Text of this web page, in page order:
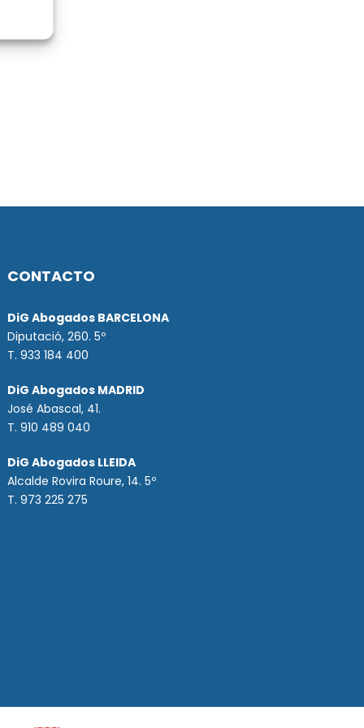
CONTACTO
DiG Abogados BARCELONA
Diputació, 260. 5º
T. 933 184 400
DiG Abogados MADRID
José Abascal, 41.
T.910 489 040
DiG Abogados LLEIDA
Alcalde Rovira Roure, 14. 5º
T. 973 225 275